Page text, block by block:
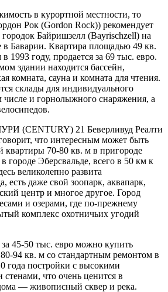
в курортной местности, то
Рок (Gordon Rock)) рекомендует
Байришзелл (Bayrischzell) на
Баварии. Квартира площадью 49 кв.
1993 году, продается за 69 тыс. евро.
здании находится бассейн,
комната, сауна и комната для чтения.
склады для индивидуального
числе и горнолыжного снаряжения, а
(CENTURY) 21 Беверливуд Реалти
что интересным может быть
квартиры 70-80 кв. м в пригороде
Эберсвальде, всего в 50 км к
великолепно развита
есть даже свой зоопарк, аквапарк,
центр и многое другое. Город
и озерами, где по-прежнему
комплекс охотничьих угодий
45-50 тыс. евро можно купить
94 кв. м со стандартным ремонтом в
года постройки с высокими
что очень ценится в
— живописный сквер и река.